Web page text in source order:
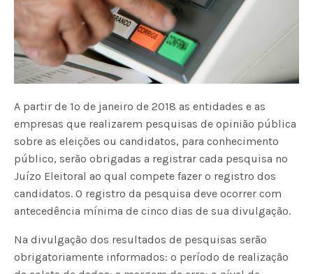
A partir de 1º de janeiro de 2018 as entidades e as
empresas que realizarem pesquisas de opinião pública
sobre as eleições ou candidatos, para conhecimento
público, serão obrigadas a registrar cada pesquisa no
Juízo Eleitoral ao qual compete fazer o registro dos
candidatos. O registro da pesquisa deve ocorrer com
antecedência mínima de cinco dias de sua divulgação.
Na divulgação dos resultados de pesquisas serão
obrigatoriamente informados: o período de realização